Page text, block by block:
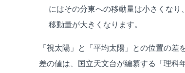
にはその分東への移動量は小さくな
移動量が大きくなります。
「視太陽」と「平均太陽」との位置の
差の値は、国立天文台が編纂する「理科